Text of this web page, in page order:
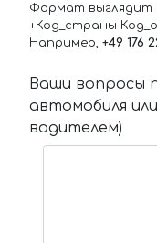
Формат выглядит
+Код_страны
Например, +49 176
Ваши вопросы
автомобиля
водителем)